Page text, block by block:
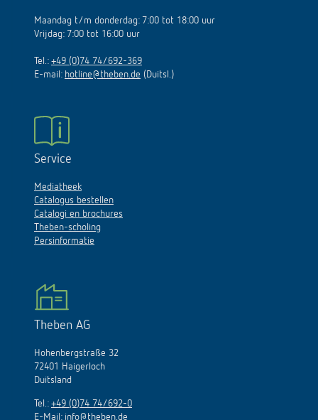
Maandag t/m donderdag: 7:00 tot 18:00 uur
Vrijdag: 7:00 tot 16:00 uur
Tel.: +49 (0)74 74/692-369
E-mail: hotline@theben.de (Duitsl.)
Service
Mediatheek
Catalogus bestellen
Catalogi en brochures
Theben-scholing
Persinformatie
Theben AG
Hohenbergstraße 32
72401 Haigerloch
Duitsland
Tel.: +49 (0)74 74/692-0
E-Mail: info@theben.de